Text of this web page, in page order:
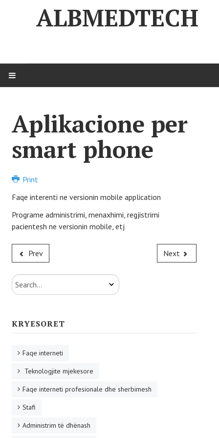
ALBMEDTECH
AMT
Rreth nesh
PAJISJE MJEKESORE
Suport Teknik
Kontrolle periodike
Pajisje spitalore
Pajisje laboratorike
SHËRBIME
Aplikacione per
smart phone
Print
Faqe interenti ne versionin mobile application
Programe administrimi, menaxhimi, regjistrimi
pacientesh ne versionin mobile, etj
Prev Next
Search...
KRYESORET
Faqe interneti
Teknologjite mjekesore
Faqe interneti profesionale dhe sherbimesh
Stafi
Administrim të dhënash